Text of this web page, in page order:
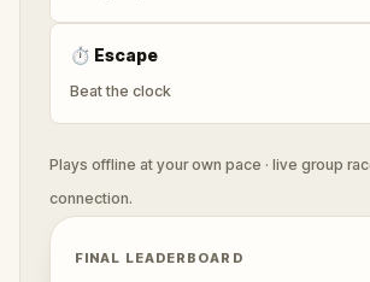
⏱ Escape
Beat the clock
Plays offline at your own pace · live group
connection.
FINAL LEADERBOARD